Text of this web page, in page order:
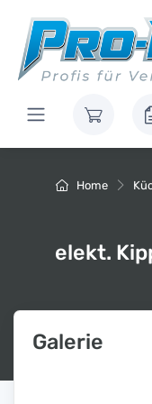
Home
elekt.
Galerie